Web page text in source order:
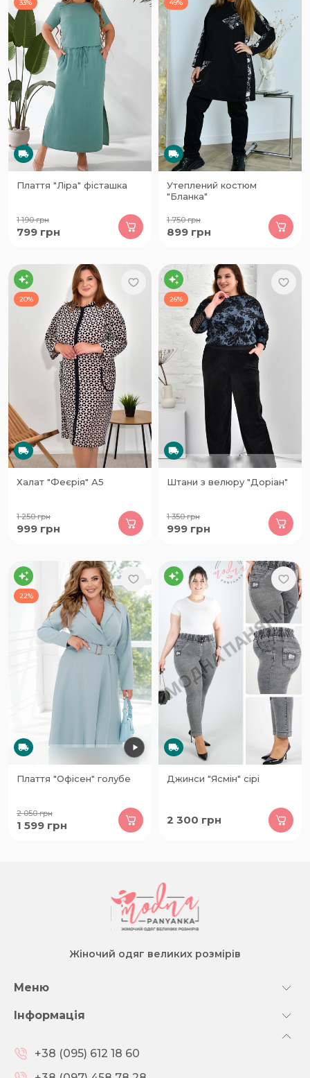
33%
Плаття "Ліра" фісташка
1 190грн
799 грн
49%
Утеплений костюм
"Бланка"
1 750грн
899 грн
20%
Халат "Феєрія" А5
1 250грн
999 грн
26%
Штани з велюру "Доріан"
1 350грн
999 грн
22%
Плаття "Офісен" голубе
2 050грн
1 599 грн
Джинси "Ясмін" сірі
2 300 грн
Жіночий одяг великих розмірів
Меню
Інформація
+38 (095) 612 18 60